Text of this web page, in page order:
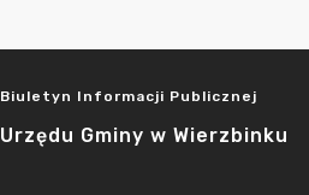
Biuletyn Informacji Publicznej
Urzędu Gminy w Wierzbinku